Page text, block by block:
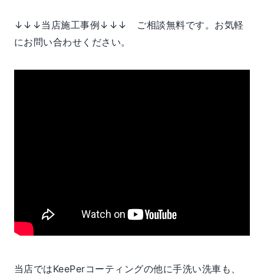
↓↓↓当店施工事例↓↓↓ ご相談無料です。お気軽
にお問い合わせください。
当店ではKeePerコーティングの他に手洗い洗車も、